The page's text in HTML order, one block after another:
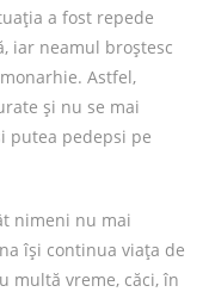
a fost repede
iar neamul broștesc
Astfel,
și nu se mai
putea pedepsi pe
nimeni nu mai
își continua viața de
multă vreme, căci, în